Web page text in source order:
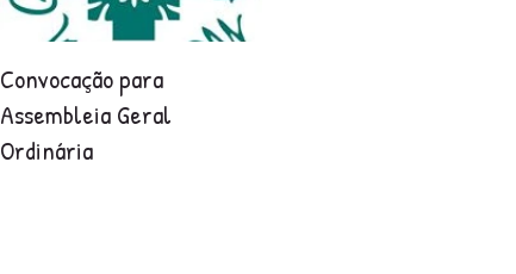
Convocação para
Assembleia Geral
Ordinária